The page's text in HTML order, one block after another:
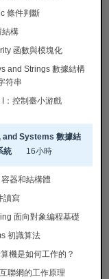
條件判斷
結構
函數與模塊化
and Strings 數據結構
符串
：控制臺小游戲
Systems 數據結
統
16小時
器和結構體
讀寫
面向對象編程基礎
初識算法
機是如何工作的？
聯網的工作原理